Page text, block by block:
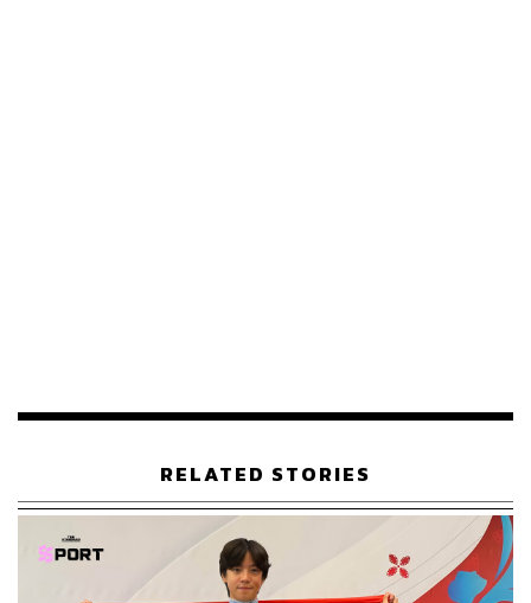
ประเทศญี่ปุ่นเมื่อปี 2021 ได้โอกาสที่จะวัดกับคู่แข่งแห่งชีวิตอ
‘ปารีส 2024’ จะเป็นการดวลกันครั้งสุดท้าย บนความหวัง
เหรียญทองที่ 3 ของคิปโชเก หรือเหรียญทองมาราธอนแรก
ของเบเกเล
RELATED STORIES